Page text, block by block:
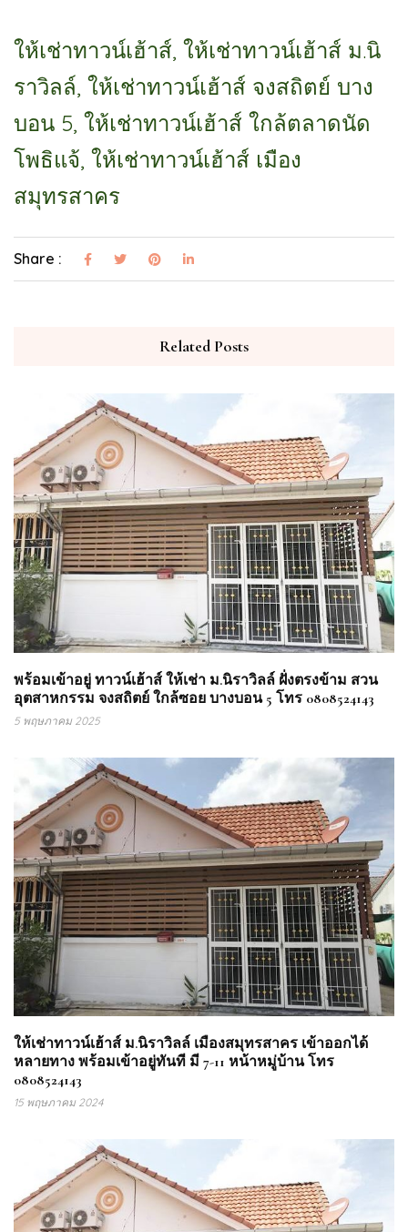
ให้เช่าทาวน์เฮ้าส์, ให้เช่าทาวน์เฮ้าส์ ม.นิ
ราวิลล์, ให้เช่าทาวน์เฮ้าส์ จงสถิตย์ บาง
บอน 5, ให้เช่าทาวน์เฮ้าส์ ใกล้ตลาดนัด
โพธิแจ้, ให้เช่าทาวน์เฮ้าส์ เมือง
สมุทรสาคร
Share :
Related Posts
พร้อมเข้าอยู่ ทาวน์เฮ้าส์ ให้เช่า ม.นิราวิลล์ ฝั่งตรงข้าม สวน
อุตสาหกรรม จงสถิตย์ ใกล้ซอย บางบอน 5 โทร 0808524143
5 พฤษภาคม 2025
ให้เช่าทาวน์เฮ้าส์ ม.นิราวิลล์ เมืองสมุทรสาคร เข้าออกได้
หลายทาง พร้อมเข้าอยู่ทันที มี 7-11 หน้าหมู่บ้าน โทร
0808524143
15 พฤษภาคม 2024